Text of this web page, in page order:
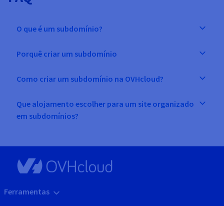
O que é um subdomínio?
Porquê criar um subdomínio
Como criar um subdomínio na OVHcloud?
Que alojamento escolher para um site organizado
em subdomínios?
Ferramentas